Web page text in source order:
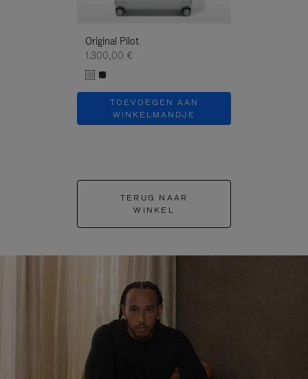
Original Pilot
1.300,00 €
TOEVOEGEN AAN
WINKELMANDJE
TERUG NAAR
WINKEL